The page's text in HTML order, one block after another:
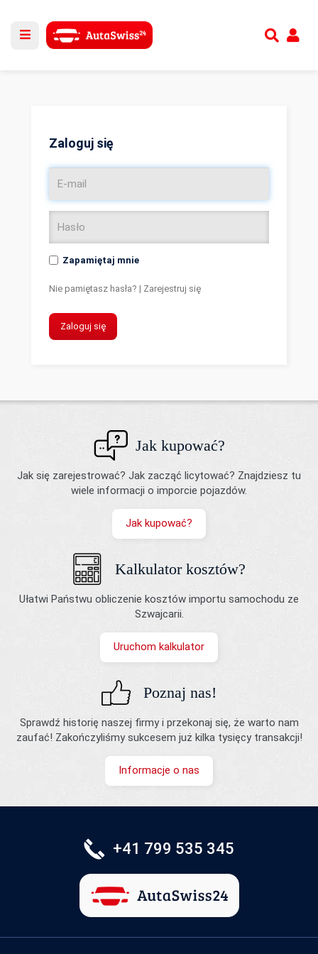
Zaloguj się
Zapamiętaj mnie
Nie pamiętasz hasła? | Zarejestruj się
Zaloguj się
Jak kupować?
Jak się zarejestrować? Jak zacząć licytować? Znajdziesz tu
wiele informacji o imporcie pojazdów.
Jak kupować?
Kalkulator kosztów?
Ułatwi Państwu obliczenie kosztów importu samochodu ze
Szwajcarii.
Uruchom kalkulator
Poznaj nas!
Sprawdź historię naszej firmy i przekonaj się, że warto nam
zaufać! Zakończyliśmy sukcesem już kilka tysięcy transakcji!
Informacje o nas
+41 799 535 345